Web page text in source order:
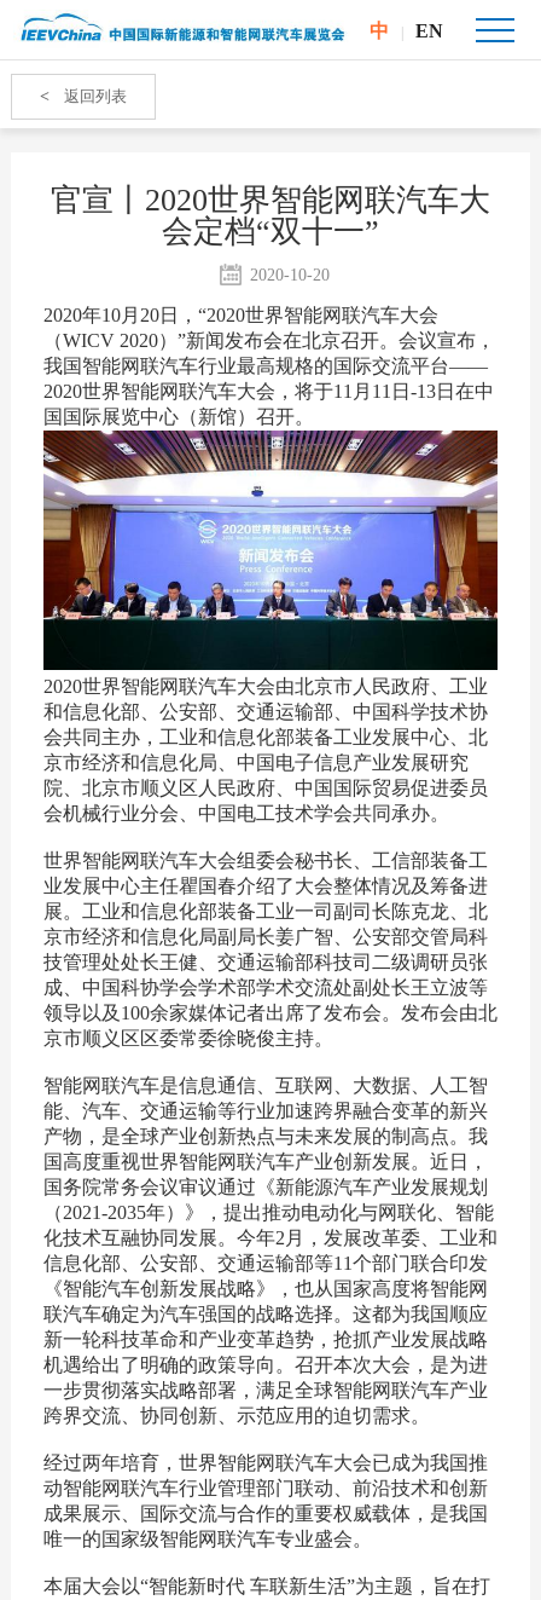
中 EN
< 返回列表
官宣丨2020世界智能网联汽车大
会定档“双十一”
2020-10-20
2020年10月20日，“2020世界智能网联汽车大会
（WICV 2020）”新闻发布会在北京召开。会议宣布，
我国智能网联汽车行业最高规格的国际交流平台——
2020世界智能网联汽车大会，将于11月11日-13日在中
国国际展览中心（新馆）召开。
2020世界智能网联汽车大会由北京市人民政府、工业
和信息化部、公安部、交通运输部、中国科学技术协
会共同主办，工业和信息化部装备工业发展中心、北
京市经济和信息化局、中国电子信息产业发展研究
院、北京市顺义区人民政府、中国国际贸易促进委员
会机械行业分会、中国电工技术学会共同承办。
世界智能网联汽车大会组委会秘书长、工信部装备工
业发展中心主任瞿国春介绍了大会整体情况及筹备进
展。工业和信息化部装备工业一司副司长陈克龙、北
京市经济和信息化局副局长姜广智、公安部交管局科
技管理处处长王健、交通运输部科技司二级调研员张
成、中国科协学会学术部学术交流处副处长王立波等
领导以及100余家媒体记者出席了发布会。发布会由北
京市顺义区区委常委徐晓俊主持。
智能网联汽车是信息通信、互联网、大数据、人工智
能、汽车、交通运输等行业加速跨界融合变革的新兴
产物，是全球产业创新热点与未来发展的制高点。我
国高度重视世界智能网联汽车产业创新发展。近日，
国务院常务会议审议通过《新能源汽车产业发展规划
（2021-2035年）》，提出推动电动化与网联化、智能
化技术互融协同发展。今年2月，发展改革委、工业和
信息化部、公安部、交通运输部等11个部门联合印发
《智能汽车创新发展战略》，也从国家高度将智能网
联汽车确定为汽车强国的战略选择。这都为我国顺应
新一轮科技革命和产业变革趋势，抢抓产业发展战略
机遇给出了明确的政策导向。召开本次大会，是为进
一步贯彻落实战略部署，满足全球智能网联汽车产业
跨界交流、协同创新、示范应用的迫切需求。
经过两年培育，世界智能网联汽车大会已成为我国推
动智能网联汽车行业管理部门联动、前沿技术和创新
成果展示、国际交流与合作的重要权威载体，是我国
唯一的国家级智能网联汽车专业盛会。
本届大会以“智能新时代 车联新生活”为主题，旨在打